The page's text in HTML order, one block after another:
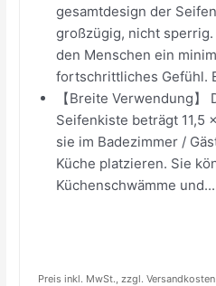
gesamtdesign der
großzügig, nicht sperrig.
den Menschen ein
fortschrittliches Gefühl.
【Breite Verwendung】
Seifenkiste beträgt 11,5
sie im Badezimmer /
Küche platzieren. Sie
Küchenschwämme und...
Preis inkl. MwSt., zzgl. Versandkosten